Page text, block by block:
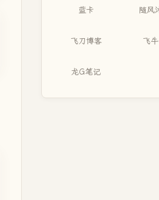
蓝卡 随风
飞刀博客 飞
龙G笔记